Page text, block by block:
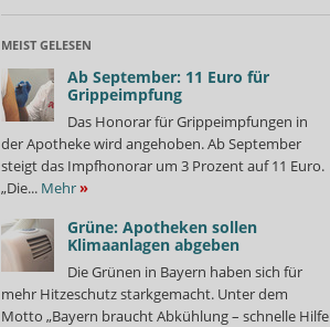
MEIST GELESEN
Ab September: 11 Euro für
Grippeimpfung
Das Honorar für Grippeimpfungen in
der Apotheke wird angehoben. Ab September
steigt das Impfhonorar um 3 Prozent auf 11 Euro.
„Die... Mehr»
Grüne: Apotheken sollen
Klimaanlagen abgeben
Die Grünen in Bayern haben sich für
mehr Hitzeschutz starkgemacht. Unter dem
Motto „Bayern braucht Abkühlung – schnelle Hilfe